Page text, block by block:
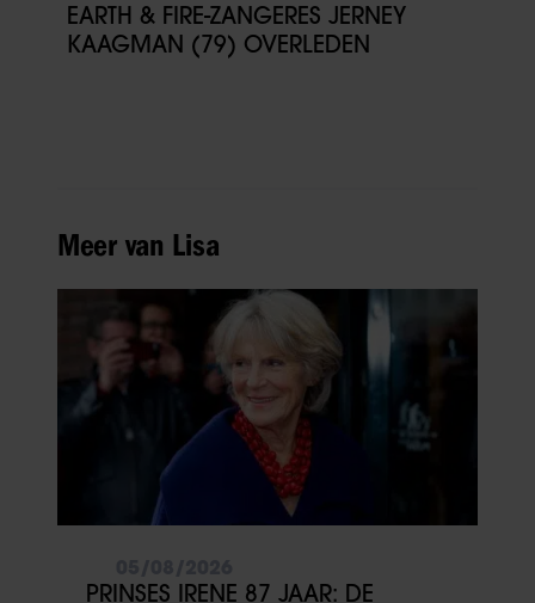
EARTH & FIRE-ZANGERES JERNEY
KAAGMAN (79) OVERLEDEN
Meer van Lisa
PRINSES IRENE 87 JAAR: DE